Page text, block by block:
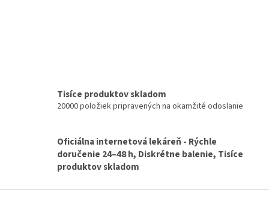
Tisíce produktov skladom
20000 položiek pripravených na okamžité odoslanie
Oficiálna internetová lekáreň - Rýchle
doručenie 24–48 h, Diskrétne balenie, Tisíce
produktov skladom